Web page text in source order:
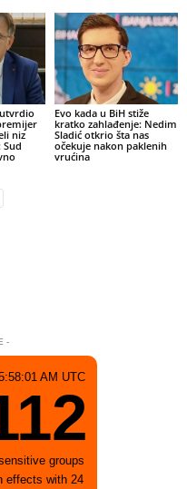
niz
Evo kada u BiH stiže
kratko zahlađenje: Nedim
Sladić otkrio šta nas
očekuje nakon paklenih
vrućina
-
AM UTC
groups
effects with 24